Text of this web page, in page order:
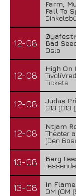
Farm,
Fall To
12-08
Bad
Oslo
12-08
High On
Tickets
12-08
Judas
013 (013
12-08
Ntjam
Theater
(Den
13-08
Berg
13-08
In
OM (OM